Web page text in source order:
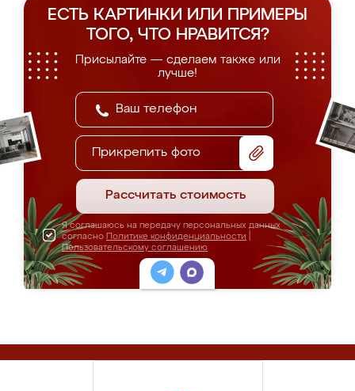
ЕСТЬ КАРТИНКИ ИЛИ ПРИМЕРЫ
ТОГО, ЧТО НРАВИТСЯ?
Присылайте — сделаем также или
лучше!
Прикрепить фото
Рассчитать стоимость
Я соглашаюсь на передачу персональных данных
согласно Политике конфиденциальности
Пользовательскому соглашению